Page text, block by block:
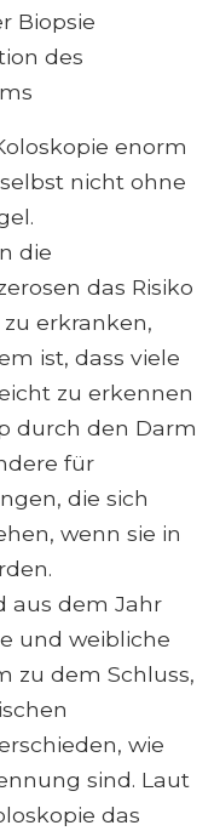
Biopsie
des
enorm
nicht ohne
die
das Risiko
erkranken,
ist, dass viele
zu erkennen
durch den Darm
für
die sich
wenn sie in
aus dem Jahr
und weibliche
zu dem Schluss,
wie
sind. Laut
das